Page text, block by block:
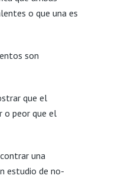
o que una es
son
que el
o peor que el
una
estudio de no-